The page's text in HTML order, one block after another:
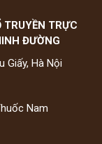
TRUYỀN TRỰC
ĐƯỜNG
Giấy, Hà Nội
Nam